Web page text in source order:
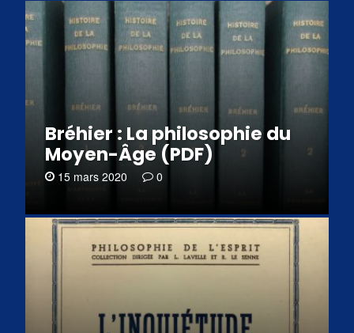
Bréhier : La philosophie du
Moyen-Âge (PDF)
15 mars 2020 0